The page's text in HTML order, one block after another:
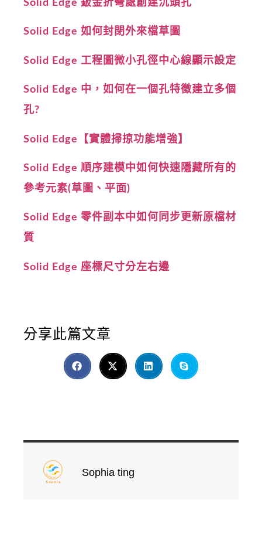
Solid Edge 鈑金折彎處創建沉頭孔
Solid Edge 如何封閉外來檔草圖
Solid Edge 工程圖微小孔徑中心線顯示設定
Solid Edge 中，如何在一個孔特徵建立多個
孔?
Solid Edge【實體掃掠功能增強】
Solid Edge 順序建模中如何快速隱藏所有的
參考元素(草圖、平面)
Solid Edge 零件副本中如何同步更新原檔材
質
Solid Edge 座標尺寸分左右邊
分享此篇文章
Sophia ting